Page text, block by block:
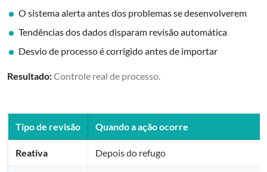
O sistema alerta antes dos problemas se desenvolverem
Tendências dos dados disparam revisão automática
Desvio de processo é corrigido antes de importar
Resultado:Controle real de processo.
Tipo de revisão Quando a ação ocorre
Reativa Depois do refugo